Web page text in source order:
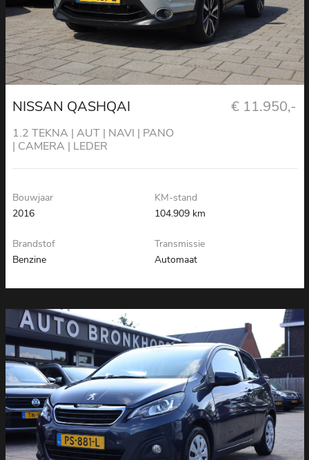
NISSAN QASHQAI
1.2 TEKNA | AUT | NAVI | PANO
| CAMERA | LEDER
€ 11.950,-
Bouwjaar
2016
KM-stand
104.909 km
Brandstof
Benzine
Transmissie
Automaat